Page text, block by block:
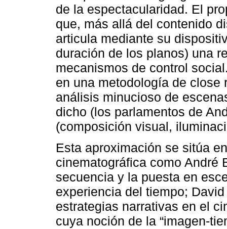
de la espectacularidad. El
que, más allá del contenido
articula mediante su
duración de los planos) una
mecanismos de control
en una metodología de
análisis minucioso de
dicho (los parlamentos de
(composición visual,
Esta aproximación se sitúa
cinematográfica como André
secuencia y la puesta en
experiencia del tiempo;
estrategias narrativas en el
cuya noción de la “imagen-